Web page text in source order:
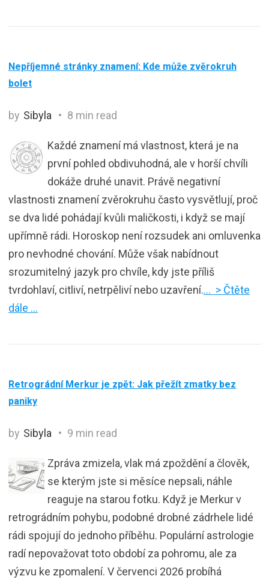
Nepříjemné stránky znamení: Kde může zvěrokruh
bolet
by Sibyla 8 min read
Každé znamení má vlastnost, která je na
první pohled obdivuhodná, ale v horší chvíli
dokáže druhé unavit. Právě negativní
vlastnosti znamení zvěrokruhu často vysvětlují, proč
se dva lidé pohádají kvůli maličkosti, i když se mají
upřímně rádi. Horoskop není rozsudek ani omluvenka
pro nevhodné chování. Může však nabídnout
srozumitelný jazyk pro chvíle, kdy jste příliš
tvrdohlaví, citliví, netrpěliví nebo uzavření.… > Čtěte
dále …
Retrográdní Merkur je zpět: Jak přežít zmatky bez
paniky
by Sibyla 9 min read
Zpráva zmizela, vlak má zpoždění a člověk,
se kterým jste si měsíce nepsali, náhle
reaguje na starou fotku. Když je Merkur v
retrográdním pohybu, podobné drobné zádrhele lidé
rádi spojují do jednoho příběhu. Populární astrologie
radí nepovažovat toto období za pohromu, ale za
výzvu ke zpomalení. V červenci 2026 probíhá